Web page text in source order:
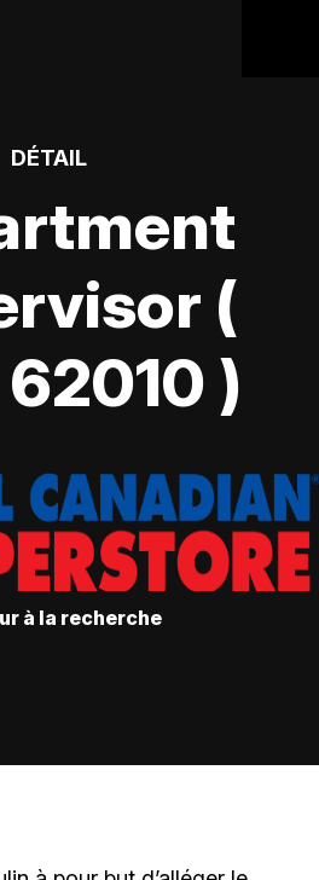
DÉTAIL
(
62010 )
à la recherche